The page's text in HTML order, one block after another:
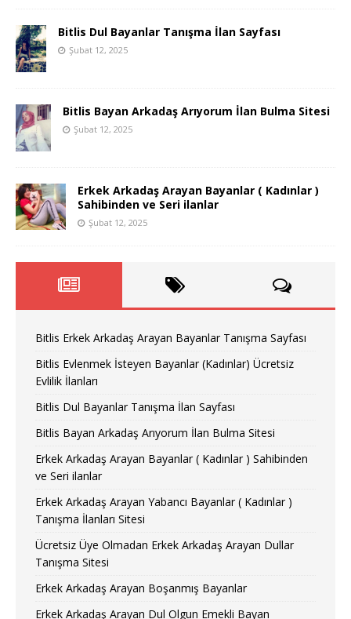
Bitlis Dul Bayanlar Tanışma İlan Sayfası
Şubat 12, 2025
Bitlis Bayan Arkadaş Arıyorum İlan Bulma Sitesi
Şubat 12, 2025
Erkek Arkadaş Arayan Bayanlar ( Kadınlar )
Sahibinden ve Seri ilanlar
Şubat 12, 2025
Bitlis Erkek Arkadaş Arayan Bayanlar Tanışma Sayfası
Bitlis Evlenmek İsteyen Bayanlar (Kadınlar) Ücretsiz
Evlilik İlanları
Bitlis Dul Bayanlar Tanışma İlan Sayfası
Bitlis Bayan Arkadaş Arıyorum İlan Bulma Sitesi
Erkek Arkadaş Arayan Bayanlar ( Kadınlar ) Sahibinden
ve Seri ilanlar
Erkek Arkadaş Arayan Yabancı Bayanlar ( Kadınlar )
Tanışma İlanları Sitesi
Ücretsiz Üye Olmadan Erkek Arkadaş Arayan Dullar
Tanışma Sitesi
Erkek Arkadaş Arayan Boşanmış Bayanlar
Erkek Arkadaş Arayan Dul Olgun Emekli Bayan